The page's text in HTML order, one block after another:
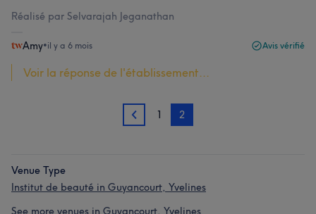
Réalisé par Selvarajah Jeganathan
Amy•il y a 6 mois Avis vérifié
Voir la réponse de l'établissement...
1 1 2
Venue Type
Institut de beauté in Guyancourt, Yvelines
See more venues in Guyancourt, Yvelines